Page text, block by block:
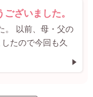
ざいました。
。 以前、母・父の
たので今回も久